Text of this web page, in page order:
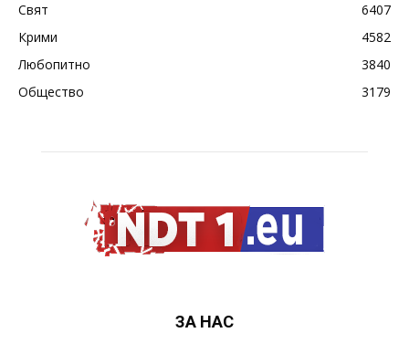
Свят
6407
Крими
4582
Любопитно
3840
Общество
3179
ЗА НАС